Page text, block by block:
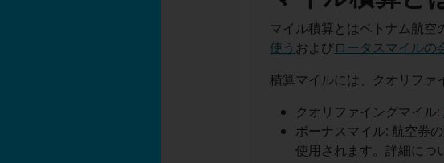
マイル積算とはベトナム航空
使う およびロータスマイルの
積算マイルには、クオリファ
クオリファイングマイル:
ボーナスマイル: 航空券
使用されます。詳細につ